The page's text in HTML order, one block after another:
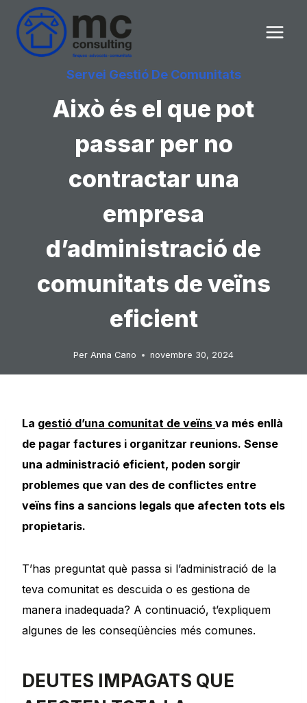
contingut
Servei Gestió De Comunitats
Això és el que pot
passar per no
contractar una
empresa
d’administració de
comunitats de veïns
eficient
Per Anna Cano novembre 30, 2024
La gestió d’una comunitat de veïns va més enllà
de pagar factures i organitzar reunions. Sense
una administració eficient, poden sorgir
problemes que van des de conflictes entre
veïns fins a sancions legals que afecten tots els
propietaris.
T’has preguntat què passa si l’administració de la
teva comunitat es descuida o es gestiona de
manera inadequada? A continuació, t’expliquem
algunes de les conseqüències més comunes.
DEUTES IMPAGATS QUE